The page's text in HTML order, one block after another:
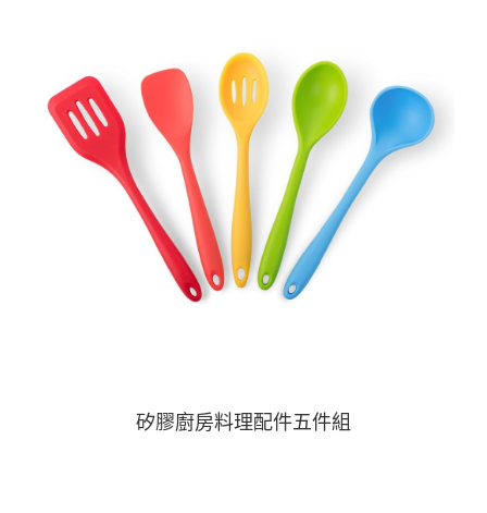
矽膠廚房料理配件五件組